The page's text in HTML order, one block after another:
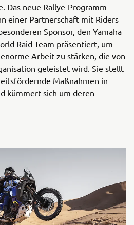
Das neue Rallye-Programm
einer Partnerschaft mit Riders
Sponsor, den Yamaha
Raid-Team präsentiert, um
Arbeit zu stärken, die von
geleistet wird. Sie stellt
Maßnahmen in
kümmert sich um deren